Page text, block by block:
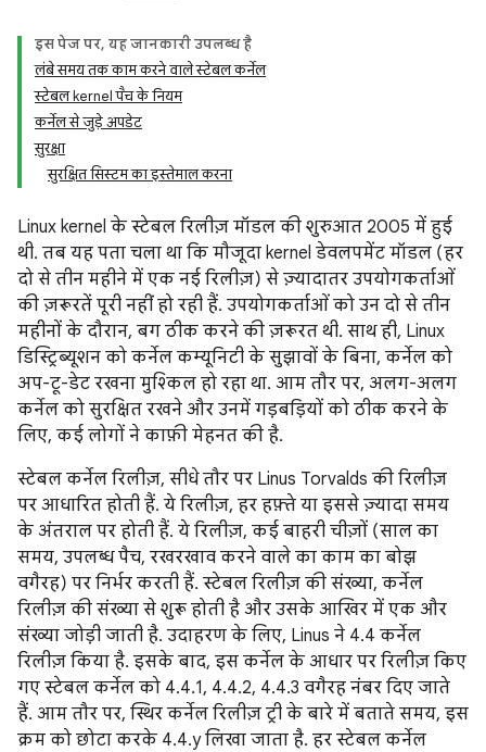
इस पेज पर, यह जानकारी उपलब्ध है
लंबे समय तक काम करने वाले स्टेबल कर्नेल
स्टेबल kernel पैच के नियम
कर्नेल से जुड़े अपडेट
सुरक्षा
सुरक्षित सिस्टम का इस्तेमाल करना
Linux kernel के स्टेबल रिलीज़ मॉडल की शुरुआत 2005 में हुई
थी. तब यह पता चला था कि मौजूदा kernel डेवलपमेंट मॉडल (हर
दो से तीन महीने में एक नई रिलीज़) से ज़्यादातर उपयोगकर्ताओं
की ज़रूरतें पूरी नहीं हो रही हैं. उपयोगकर्ताओं को उन दो से तीन
महीनों के दौरान, बग ठीक करने की ज़रूरत थी. साथ ही, Linux
डिस्ट्रिब्यूशन को कर्नेल कम्यूनिटी के सुझावों के बिना, कर्नेल को
अप-टू-डेट रखना मुश्किल हो रहा था. आम तौर पर, अलग-अलग
कर्नेल को सुरक्षित रखने और उनमें गड़बड़ियों को ठीक करने के
लिए, कई लोगों ने काफ़ी मेहनत की है.
स्टेबल कर्नेल रिलीज़, सीधे तौर पर Linus Torvalds की रिलीज़
पर आधारित होती हैं. ये रिलीज़, हर हफ़्ते या इससे ज़्यादा समय
के अंतराल पर होती हैं. ये रिलीज़, कई बाहरी चीज़ों (साल का
समय, उपलब्ध पैच, रखरखाव करने वाले का काम का बोझ
वगैरह) पर निर्भर करती हैं. स्टेबल रिलीज़ की संख्या, कर्नेल
रिलीज़ की संख्या से शुरू होती है और उसके आखिर में एक और
संख्या जोड़ी जाती है. उदाहरण के लिए, Linus ने 4.4 कर्नेल
रिलीज़ किया है. इसके बाद, इस कर्नेल के आधार पर रिलीज़ किए
गए स्टेबल कर्नेल को 4.4.1, 4.4.2, 4.4.3 वगैरह नंबर दिए जाते
हैं. आम तौर पर, स्थिर कर्नेल रिलीज़ ट्री के बारे में बताते समय, इस
क्रम को छोटा करके 4.4.y लिखा जाता है. हर स्टेबल कर्नेल